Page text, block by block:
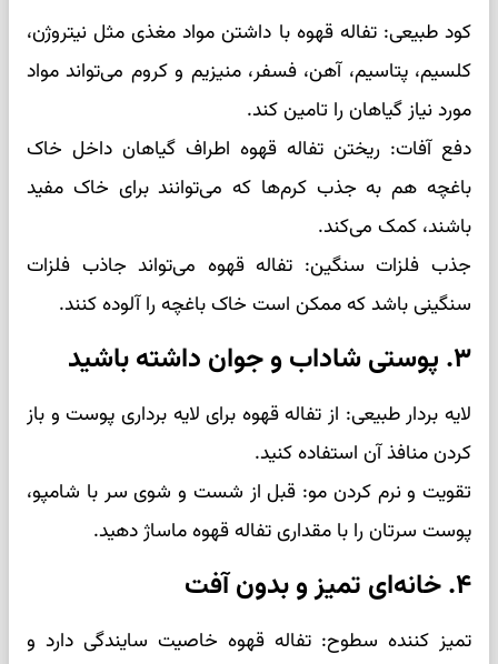
کود طبیعی: تفاله قهوه با داشتن مواد مغذی مثل نیتروژن،
کلسیم، پتاسیم، آهن، فسفر، منیزیم و کروم می‌تواند مواد
مورد نیاز گیاهان را تامین کند.
دفع آفات: ریختن تفاله قهوه اطراف گیاهان داخل خاک
باغچه هم به جذب کرم‌ها که می‌توانند برای خاک مفید
باشند، کمک می‌کند.
جذب فلزات سنگین: تفاله قهوه می‌تواند جاذب فلزات
سنگینی باشد که ممکن است خاک باغچه را آلوده کنند.
۳. پوستی شاداب و جوان داشته باشید
لایه بردار طبیعی: از تفاله قهوه برای لایه برداری پوست و باز
کردن منافذ آن استفاده کنید.
تقویت و نرم کردن مو: قبل از شست و شوی سر با شامپو،
پوست سرتان را با مقداری تفاله قهوه ماساژ دهید.
۴. خانه‌ای تمیز و بدون آفت
تمیز کننده سطوح: تفاله قهوه خاصیت سایندگی دارد و